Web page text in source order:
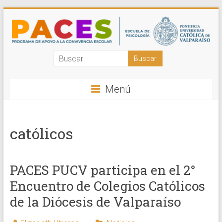
contenido
Programa
la
Escolar
PUCV
Menú
católicos
PACES PUCV participa en el 2°
Encuentro de Colegios Católicos
de la Diócesis de Valparaíso